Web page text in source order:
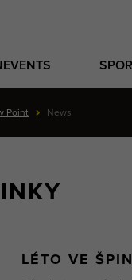
Point News
LÉTO VE